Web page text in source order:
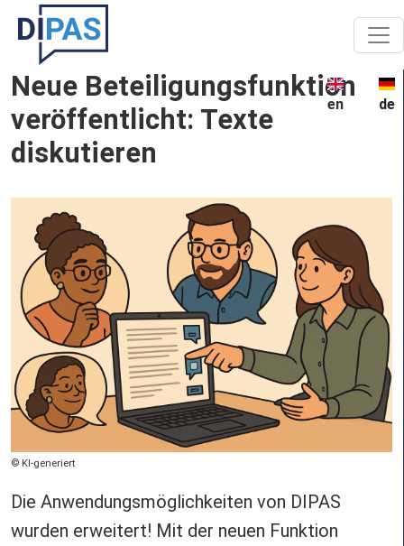
Skip to main content
en de
Neue Beteiligungsfunktion
veröffentlicht: Texte
diskutieren
Copyright
KI-generiert
Die Anwendungsmöglichkeiten von DIPAS
wurden erweitert! Mit der neuen Funktion